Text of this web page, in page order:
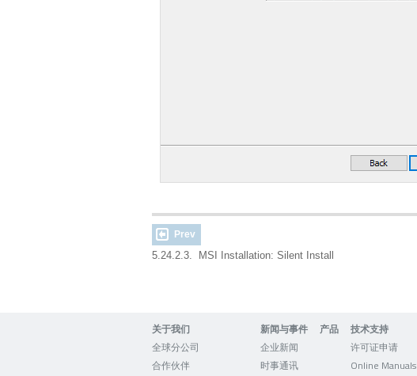
Prev
5.24.2.3. MSI Installation: Silent Install
关于我们
全球分公司
合作伙伴
新闻与事件
企业新闻
时事通讯
产品 技术支持
许可证申请
Online Manuals